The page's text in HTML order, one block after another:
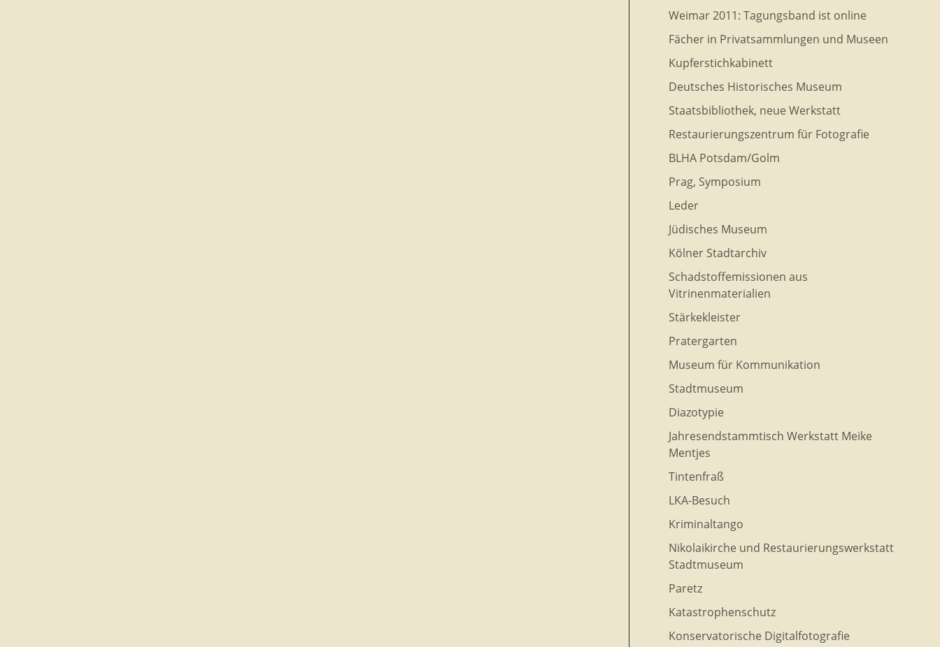
Weimar 2011: Tagungsband ist online
Fächer in Privatsammlungen und Museen
Kupferstichkabinett
Deutsches Historisches Museum
Staatsbibliothek, neue Werkstatt
Restaurierungszentrum für Fotografie
BLHA Potsdam/Golm
Prag, Symposium
Leder
Jüdisches Museum
Kölner Stadtarchiv
Schadstoffemissionen aus
Vitrinenmaterialien
Stärkekleister
Pratergarten
Museum für Kommunikation
Stadtmuseum
Diazotypie
Jahresendstammtisch Werkstatt Meike
Mentjes
Tintenfraß
LKA-Besuch
Kriminaltango
Nikolaikirche und Restaurierungswerkstatt
Stadtmuseum
Paretz
Katastrophenschutz
Konservatorische Digitalfotografie